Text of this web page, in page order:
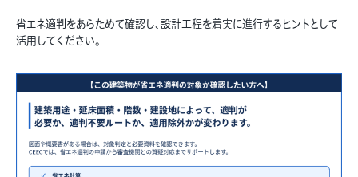
省エネ適判をあらためて確認し、設計工程を着実に進行するヒントとして
活用してください。